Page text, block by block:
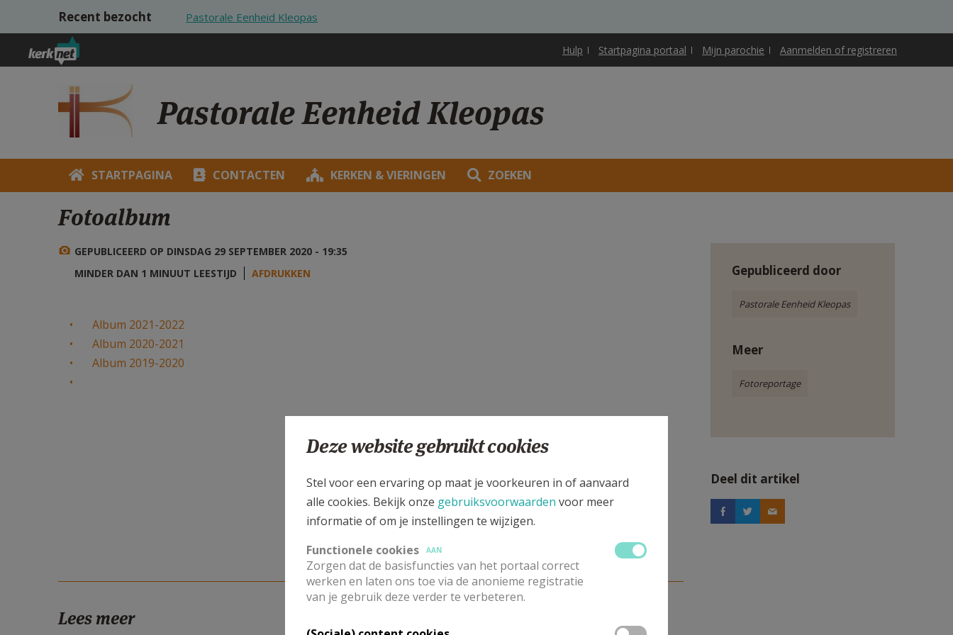
Overslaan en naar de inhoud gaan
Recent bezocht Pastorale Eenheid Kleopas
Hulp Startpagina portaal Mijn parochie Aanmelden of registreren
Pastorale Eenheid Kleopas
STARTPAGINA CONTACTEN KERKEN & VIERINGEN ZOEKEN
Fotoalbum
GEPUBLICEERD OP DINSDAG 29 SEPTEMBER 2020 - 19:35
MINDER DAN 1 MINUUT LEESTIJD
AFDRUKKEN
Album 2021-2022
Album 2020-2021
Album 2019-2020
Gepubliceerd door
Pastorale Eenheid Kleopas
Meer
Fotoreportage
Deel dit artikel
Lees meer
Deze website gebruikt cookies
Stel voor een ervaring op maat je voorkeuren in of aanvaard
alle cookies. Bekijk onze gebruiksvoorwaarden voor meer
informatie of om je instellingen te wijzigen.
Functionele cookies
AAN
Zorgen dat de basisfuncties van het portaal correct
werken en laten ons toe via de anonieme registratie
van je gebruik deze verder te verbeteren.